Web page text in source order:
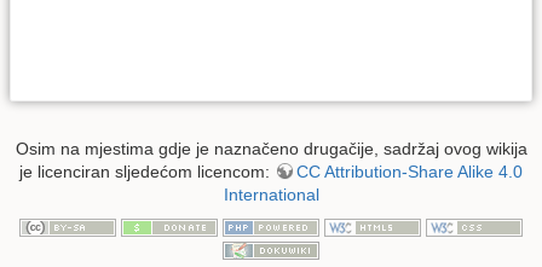
Osim na mjestima gdje je naznačeno drugačije, sadržaj ovog wikija
je licenciran sljedećom licencom:
CC Attribution-Share Alike 4.0
International